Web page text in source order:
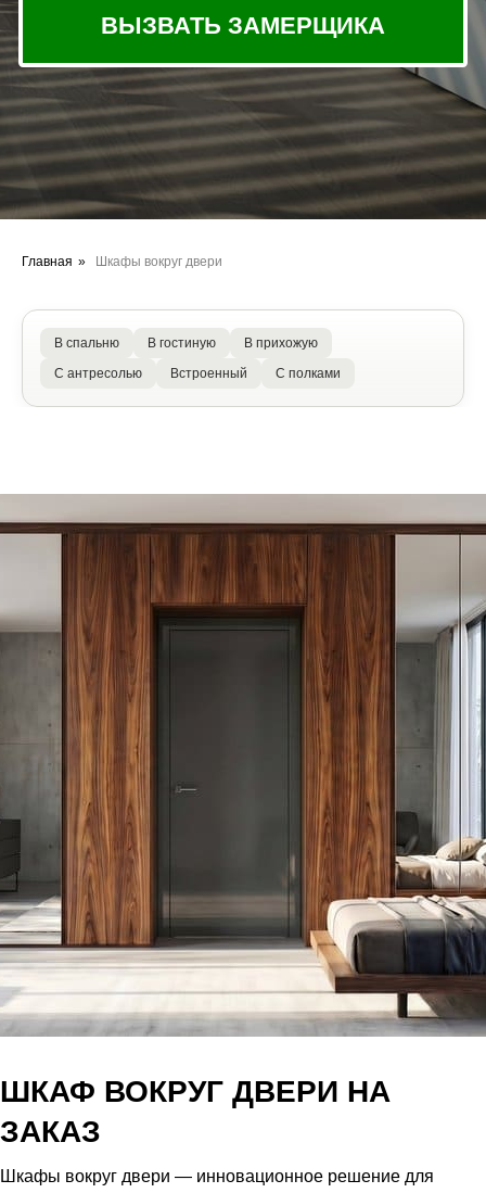
Главная » Шкафы вокруг двери
В спальню В гостиную
В прихожую
С антресолью
Встроенный С полками
ШКАФ ВОКРУГ ДВЕРИ НА
ЗАКАЗ
Шкафы вокруг двери — инновационное решение для